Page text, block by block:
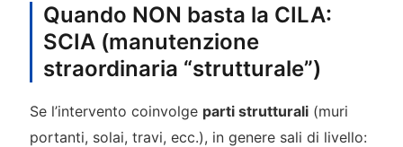
Quando NON basta la CILA:
SCIA (manutenzione
straordinaria “strutturale”)
Se l’intervento coinvolge parti strutturali(muri
portanti, solai, travi, ecc.), in genere sali di livello: